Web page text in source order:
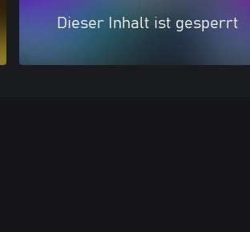
Dieser Inhalt ist gesperrt